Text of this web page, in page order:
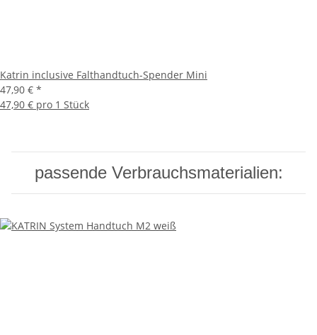
Katrin inclusive Falthandtuch-Spender Mini
47,90 € *
47,90 € pro 1 Stück
passende Verbrauchsmaterialien: